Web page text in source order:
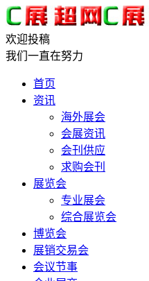
欢迎投稿
我们一直在努力
首页
资讯
海外展会
会展资讯
会刊供应
求购会刊
展览会
专业展会
综合展览会
博览会
展销交易会
会议节事